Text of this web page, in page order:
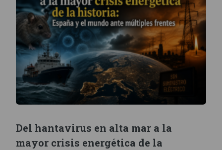
Del hantavirus en alta mar a la
mayor crisis energética de la